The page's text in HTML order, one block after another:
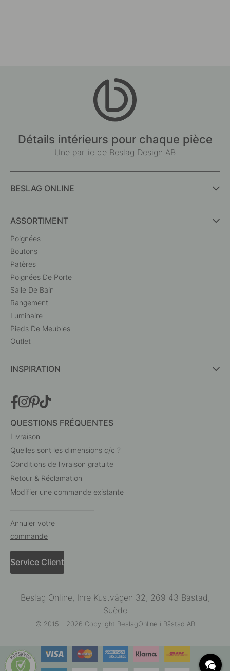
Détails intérieurs pour chaque pièce
Une partie de Beslag Design AB
BESLAG ONLINE
ASSORTIMENT
Poignées
Boutons
Patères
Poignées De Porte
Salle De Bain
Rangement
Luminaire
Pieds De Meubles
Outlet
INSPIRATION
QUESTIONS FRÉQUENTES
Livraison
Quelles sont les dimensions c/c ?
Conditions de livraison gratuite
Retour & Réclamation
Modifier une commande existante
Annuler votre
commande
Service Client
Beslag Online, Inre Kustvägen 32, 269 43 Båstad,
Suède
© 2015 - 2026 Copyright BeslagOnline i Båstad AB